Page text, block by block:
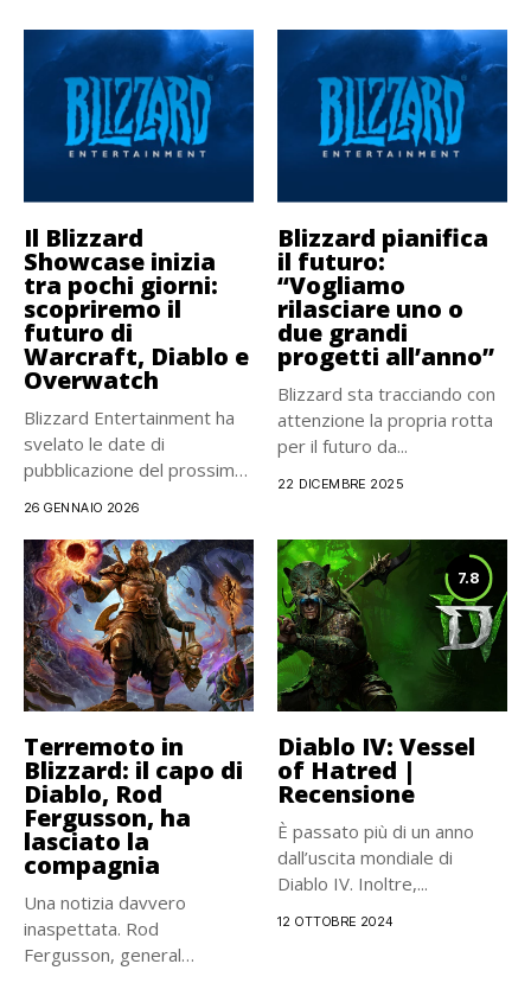
Il Blizzard
Showcase inizia
tra pochi giorni:
scopriremo il
futuro di
Warcraft, Diablo e
Overwatch
Blizzard Entertainment ha
svelato le date di
pubblicazione del prossimo
26 GENNAIO 2026
Blizzard pianifica
il futuro:
“Vogliamo
rilasciare uno o
due grandi
progetti all’anno”
Blizzard sta tracciando con
attenzione la propria rotta
per il futuro da...
22 DICEMBRE 2025
Terremoto in
Blizzard: il capo di
Diablo, Rod
Fergusson, ha
lasciato la
compagnia
Una notizia davvero
inaspettata. Rod
Fergusson, general
7.8
Diablo IV: Vessel
of Hatred |
Recensione
È passato più di un anno
dall’uscita mondiale di
Diablo IV. Inoltre,...
12 OTTOBRE 2024